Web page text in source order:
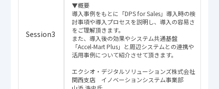
Session3
▼概要
導入事例をもとに「DPS for Sales」導入時の検
討事項や導入プロセスを説明し、導入の容易さ
をご理解頂きます。
また、導入後の効果やシステム共通基盤
「Accel-Mart Plus」と周辺システムとの連携や
活用事例について紹介させて頂きます。
エクシオ・デジタルソリューションズ株式会社
関西支店 イノベーションシステム事業部